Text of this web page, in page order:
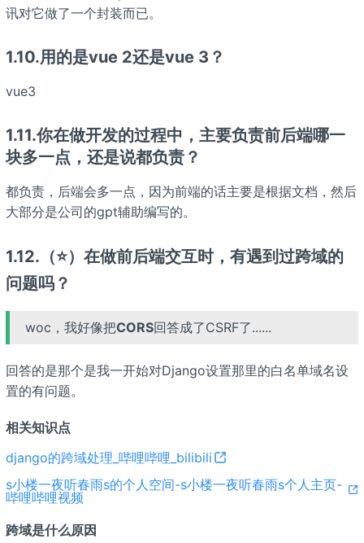
讯对它做了一个封装而已。
1.10.用的是vue 2还是vue 3？
vue3
1.11.你在做开发的过程中，主要负责前后端哪一
块多一点，还是说都负责？
都负责，后端会多一点，因为前端的话主要是根据文档，然后
大部分是公司的gpt辅助编写的。
1.12.（⭐）在做前后端交互时，有遇到过跨域的
问题吗？
woc，我好像把CORS回答成了CSRF了......
回答的是那个是我一开始对Django设置那里的白名单域名设
置的有问题。
相关知识点
django的跨域处理_哔哩哔哩_bilibili
s小楼一夜听春雨s的个人空间-s小楼一夜听春雨s个人主页-
哔哩哔哩视频
跨域是什么原因